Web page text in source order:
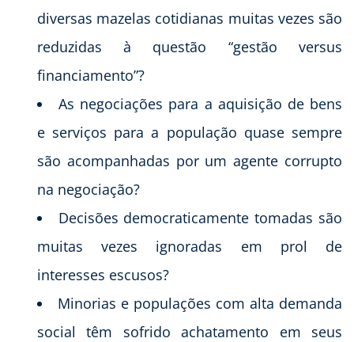
diversas mazelas cotidianas muitas vezes são
reduzidas à questão “gestão versus
financiamento”?
As negociações para a aquisição de bens
e serviços para a população quase sempre
são acompanhadas por um agente corrupto
na negociação?
Decisões democraticamente tomadas são
muitas vezes ignoradas em prol de
interesses escusos?
Minorias e populações com alta demanda
social têm sofrido achatamento em seus